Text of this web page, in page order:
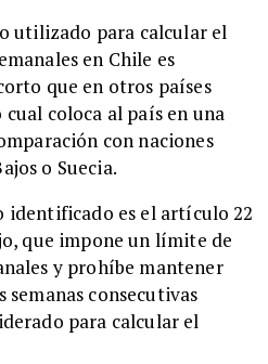
utilizado para calcular el
en Chile es
que en otros países
cual coloca al país en una
con naciones
o Suecia.
identificado es el artículo 22
que impone un límite de
y prohíbe mantener
semanas consecutivas
para calcular el